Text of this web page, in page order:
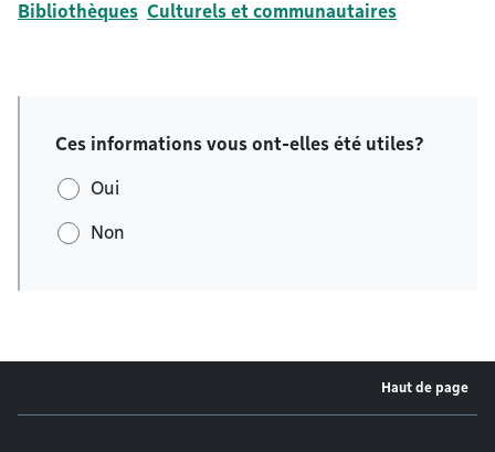
Bibliothèques Culturels et communautaires
Ces informations vous ont-elles été utiles?
Oui
Non
Haut de page